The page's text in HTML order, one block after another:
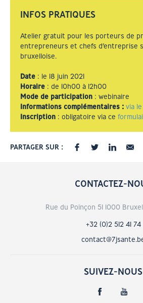
INFOS PRATIQUES
Atelier gratuit pour les porteurs de
entrepreneurs et chefs d’entreprise
bruxelloise.
Date : le 18 juin 2021
Horaire : de 10h00 à 12h00
Mode de participation : webinaire
Informations complémentaires : via
Inscription : obligatoire via ce
PARTAGER SUR :
CONTACTEZ-
Rue du Poinçon 51 1000
+32 (0)2 512 41 74
SUIVEZ-NOUS